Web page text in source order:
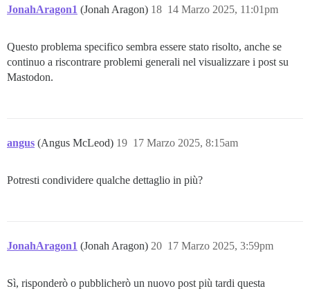
JonahAragon1 (Jonah Aragon) 14 Marzo 2025, 11:01pm
18
Questo problema specifico sembra essere stato risolto, anche se
continuo a riscontrare problemi generali nel visualizzare i post su
Mastodon.
angus (Angus McLeod) 17 Marzo 2025, 8:15am
19
Potresti condividere qualche dettaglio in più?
JonahAragon1 (Jonah Aragon) 17 Marzo 2025, 3:59pm
20
Sì, risponderò o pubblicherò un nuovo post più tardi questa